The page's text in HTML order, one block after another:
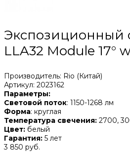
Экспозиционный
LLA32 Module 17°
Производитель: Rio (Китай)
Артикул: 2023162
Параметры:
Световой поток: 1150-1268 лм
Форма: круглая
Температура свечения: 2700,
Цвет: белый
Гарантия: 5 лет
3 850 руб.